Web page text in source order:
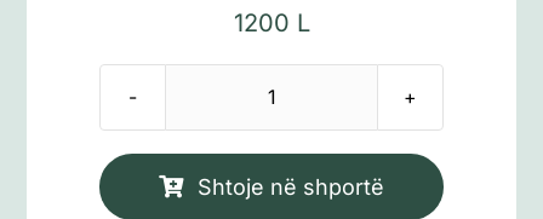
1200 L
Sasi
Shtoje në shportë